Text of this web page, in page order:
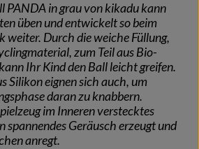
PANDA in grau von kikadu kann
üben und entwickelt so beim
weiter. Durch die weiche Füllung,
zum Teil aus Bio-
Ihr Kind den Ball leicht greifen.
Silikon eignen sich auch, um
daran zu knabbern.
im Inneren verstecktes
spannendes Geräusch erzeugt und
anregt.